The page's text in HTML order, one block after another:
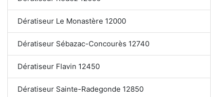
Dératiseur Le Monastère 12000
Dératiseur Sébazac-Concourès 12740
Dératiseur Flavin 12450
Dératiseur Sainte-Radegonde 12850